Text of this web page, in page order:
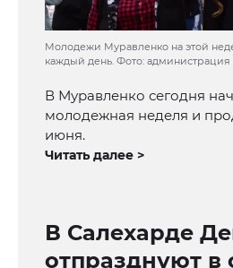
Молодежи Муравленко на этой
каждый день. Фото:
В Муравленко сегодня
молодежная неделя и
июня.
Читать далее >
В Салехарде
отпразднуют в